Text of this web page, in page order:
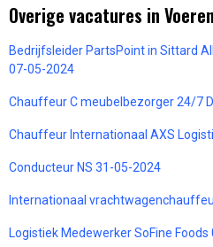
Overige vacatures in
Bedrijfsleider PartsPoint in Sittard
07-05-2024
Chauffeur C meubelbezorger 24/7
Chauffeur Internationaal AXS
Conducteur NS 31-05-2024
Internationaal
Logistiek Medewerker SoFine